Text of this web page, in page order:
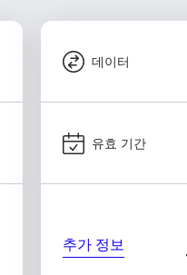
데이터
유효 기간
추가 정보